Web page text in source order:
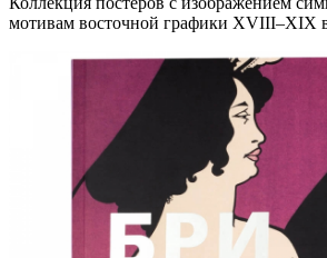
мотивам восточной графики XVIII–XIX